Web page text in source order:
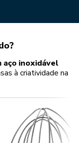
aço inoxidável
à criatividade na